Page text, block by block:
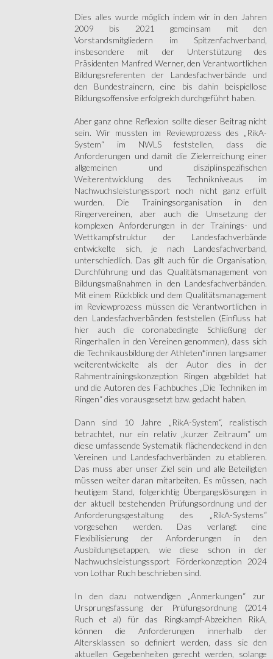
Dies alles wurde möglich indem wir in den Jahren
2009 bis 2021 gemeinsam mit den
Vorstandsmitgliedern im Spitzenfachverband,
insbesondere mit der Unterstützung des
Präsidenten Manfred Werner, den Verantwortlichen
Bildungsreferenten der Landesfachverbände und
den Bundestrainern, eine bis dahin beispiellose
Bildungsoffensive erfolgreich durchgeführt haben.
Aber ganz ohne Reflexion sollte dieser Beitrag nicht
sein. Wir mussten im Reviewprozess des „RikA-
System“ im NWLS feststellen, dass die
Anforderungen und damit die Zielerreichung einer
allgemeinen und disziplinspezifischen
Weiterentwicklung des Technikniveaus im
Nachwuchsleistungssport noch nicht ganz erfüllt
wurden. Die Trainingsorganisation in den
Ringervereinen, aber auch die Umsetzung der
komplexen Anforderungen in der Trainings- und
Wettkampfstruktur der Landesfachverbände
entwickelte sich, je nach Landesfachverband,
unterschiedlich. Das gilt auch für die Organisation,
Durchführung und das Qualitätsmanagement von
Bildungsmaßnahmen in den Landesfachverbänden.
Mit einem Rückblick und dem Qualitätsmanagement
im Reviewprozess müssen die Verantwortlichen in
den Landesfachverbänden feststellen (Einfluss hat
hier auch die coronabedingte Schließung der
Ringerhallen in den Vereinen genommen), dass sich
die Technikausbildung der Athleten*innen langsamer
weiterentwickelte als der Autor dies in der
Rahmentrainingskonzeption Ringen abgebildet hat
und die Autoren des Fachbuches „Die Techniken im
Ringen“ dies vorausgesetzt bzw. gedacht haben.
Dann sind 10 Jahre „RikA-System“, realistisch
betrachtet, nur ein relativ „kurzer Zeitraum“ um
diese umfassende Systematik flächendeckend in den
Vereinen und Landesfachverbänden zu etablieren.
Das muss aber unser Ziel sein und alle Beteiligten
müssen weiter daran mitarbeiten. Es müssen, nach
heutigem Stand, folgerichtig Übergangslösungen in
der aktuell bestehenden Prüfungsordnung und der
Anforderungsgestaltung des „RikA-Systems“
vorgesehen werden. Das verlangt eine
Flexibilisierung der Anforderungen in den
Ausbildungsetappen, wie diese schon in der
Nachwuchsleistungssport Förderkonzeption 2024
von Lothar Ruch beschrieben sind.
In den dazu notwendigen „Anmerkungen“ zur
Ursprungsfassung der Prüfungsordnung (2014
Ruch et al) für das Ringkampf-Abzeichen RikA,
können die Anforderungen innerhalb der
Altersklassen so definiert werden, dass sie den
aktuellen Gegebenheiten gerecht werden, solange